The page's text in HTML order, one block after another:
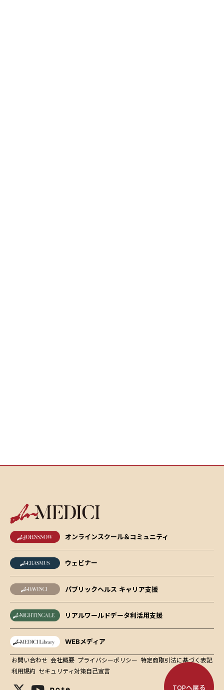
オンラインスクール＆コミュニティ
ウェビナー
パブリックヘルス キャリア支援
リアルワールドデータ利活用支援
WEBメディア
お問い合わせ 会社概要 プライバシーポリシー 特定商取引法に基づく表記
利用規約 セキュリティ対策自己宣言
TOPへ戻る